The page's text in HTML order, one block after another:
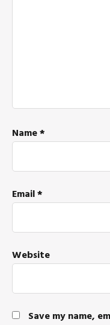
Name*
Email*
Website
Save my name,